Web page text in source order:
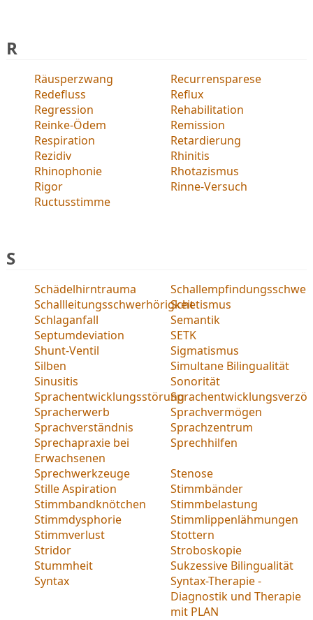
R
Räusperzwang
Recurrensparese
Redefluss
Reflux
Regression
Rehabilitation
Reinke-Ödem
Remission
Respiration
Retardierung
Rezidiv
Rhinitis
Rhinophonie
Rhotazismus
Rigor
Rinne-Versuch
Ructusstimme
S
Schädelhirntrauma
SchallleitungsschwerhörigkeitSchetismus
Schlaganfall
Semantik
Septumdeviation
SETK
Shunt-Ventil
Sigmatismus
Silben
Simultane Bilingualität
Sinusitis
Sonorität
Sprachentwicklungsstörung
Spracherwerb
Sprachvermögen
Sprachverständnis
Sprachzentrum
Sprechapraxie bei
Erwachsenen
Sprechhilfen
Sprechwerkzeuge
Stenose
Stille Aspiration
Stimmbänder
Stimmbandknötchen
Stimmbelastung
Stimmdysphorie
Stimmlippenlähmungen
Stimmverlust
Stottern
Stridor
Stroboskopie
Stummheit
Sukzessive Bilingualität
Syntax
Syntax-Therapie -
Diagnostik und Therapie
mit PLAN